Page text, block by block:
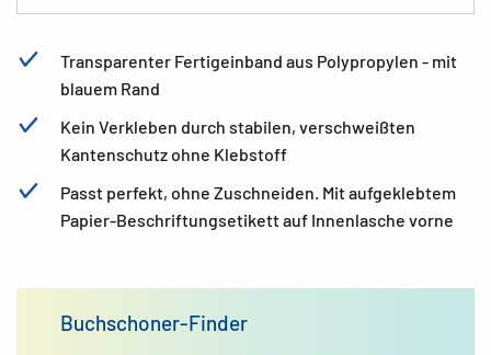
Transparenter Fertigeinband aus Polypropylen - mit
blauem Rand
Kein Verkleben durch stabilen, verschweißten
Kantenschutz ohne Klebstoff
Passt perfekt, ohne Zuschneiden. Mit aufgeklebtem
Papier-Beschriftungsetikett auf Innenlasche vorne
Buchschoner-Finder